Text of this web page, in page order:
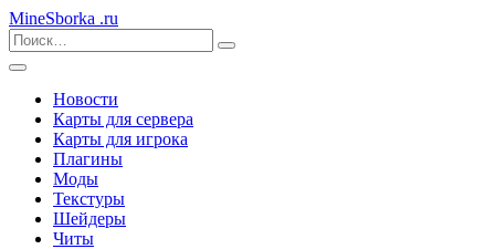
MineSborka .ru
Новости
Карты для сервера
Карты для игрока
Плагины
Моды
Текстуры
Шейдеры
Читы